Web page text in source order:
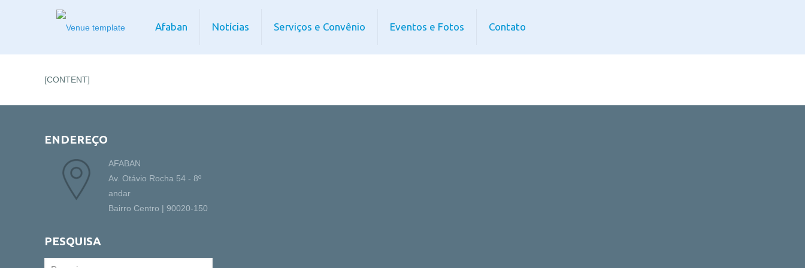
Afaban Notícias Serviços e Convênio Eventos e Fotos Contato
[CONTENT]
ENDEREÇO
AFABAN
Av. Otávio Rocha 54 - 8º
andar
Bairro Centro | 90020-150
PESQUISA